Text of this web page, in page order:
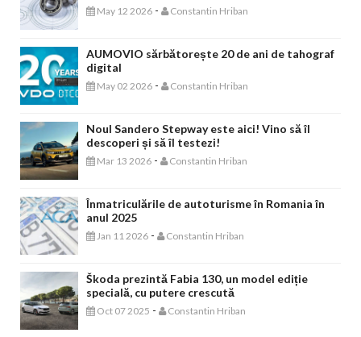
May 12 2026 - Constantin Hriban
AUMOVIO sărbătorește 20 de ani de tahograf
digital
May 02 2026 - Constantin Hriban
Noul Sandero Stepway este aici! Vino să îl
descoperi și să îl testezi!
Mar 13 2026 - Constantin Hriban
Înmatriculările de autoturisme în Romania în
anul 2025
Jan 11 2026 - Constantin Hriban
Škoda prezintă Fabia 130, un model ediție
specială, cu putere crescută
Oct 07 2025 - Constantin Hriban